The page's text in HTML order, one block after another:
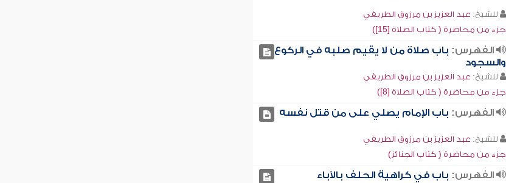
للشيخ: عبد العزيز بن مرزوق الطريفي
جزء من محاضرة ( كتاب الصلاة [15])
الفهرس: باب صلاة من لا يقيم صلبه في الركوع
والسجود
للشيخ: عبد العزيز بن مرزوق الطريفي
جزء من محاضرة ( كتاب الصلاة [8])
الفهرس: باب الإمام يصلي على من قتل نفسه
للشيخ: عبد العزيز بن مرزوق الطريفي
جزء من محاضرة ( كتاب الجنائز)
الفهرس: باب في كراهية الحلف بالآباء